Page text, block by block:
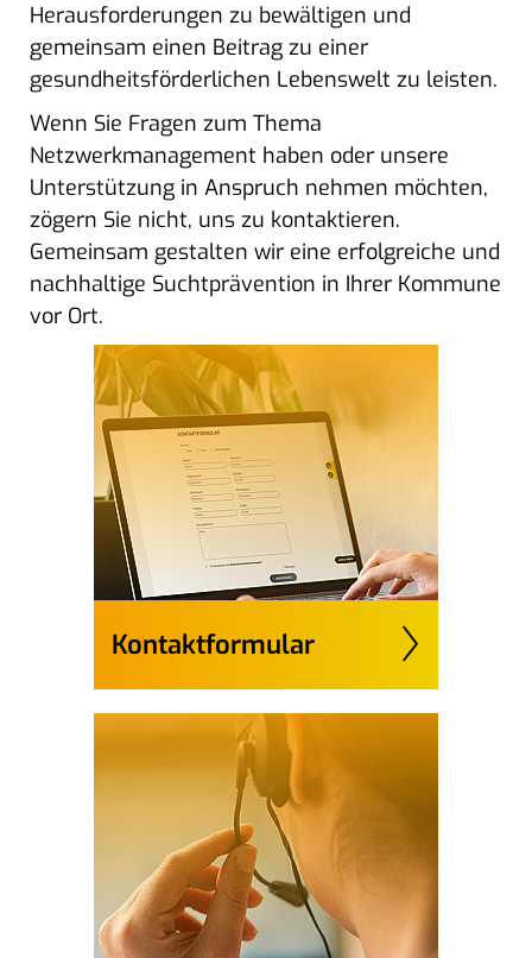
Herausforderungen zu bewältigen und
gemeinsam einen Beitrag zu einer
gesundheitsförderlichen Lebenswelt zu leisten.
Wenn Sie Fragen zum Thema
Netzwerkmanagement haben oder unsere
Unterstützung in Anspruch nehmen möchten,
zögern Sie nicht, uns zu kontaktieren.
Gemeinsam gestalten wir eine erfolgreiche und
nachhaltige Suchtprävention in Ihrer Kommune
vor Ort.
Kontaktformular